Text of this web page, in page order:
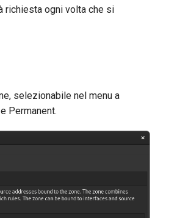
richiesta ogni volta che si
selezionabile nel menu a
Permanent.